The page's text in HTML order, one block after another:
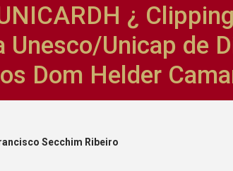
¿
Unesco/Unicap de
Dom Helder
Secchim Ribeiro